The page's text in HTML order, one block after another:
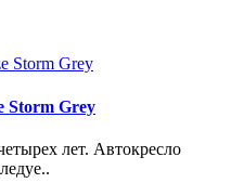
Storm Grey
лет. Автокресло